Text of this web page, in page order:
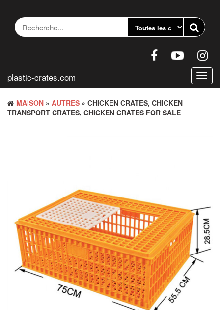
contenu
la
plastic-crates.com
MAISON » AUTRES » CHICKEN CRATES, CHICKEN
TRANSPORT CRATES, CHICKEN CRATES FOR SALE